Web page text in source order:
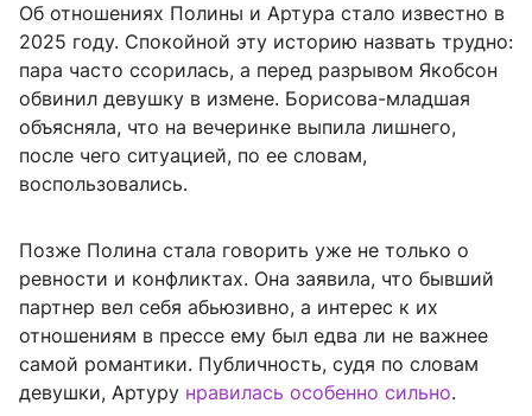
Об отношениях Полины и Артура стало известно в
2025 году. Спокойной эту историю назвать трудно:
пара часто ссорилась, а перед разрывом Якобсон
обвинил девушку в измене. Борисова-младшая
объясняла, что на вечеринке выпила лишнего,
после чего ситуацией, по ее словам,
воспользовались.
Позже Полина стала говорить уже не только о
ревности и конфликтах. Она заявила, что бывший
партнер вел себя абьюзивно, а интерес к их
отношениям в прессе ему был едва ли не важнее
самой романтики. Публичность, судя по словам
девушки, Артуру нравилась особенно сильно.